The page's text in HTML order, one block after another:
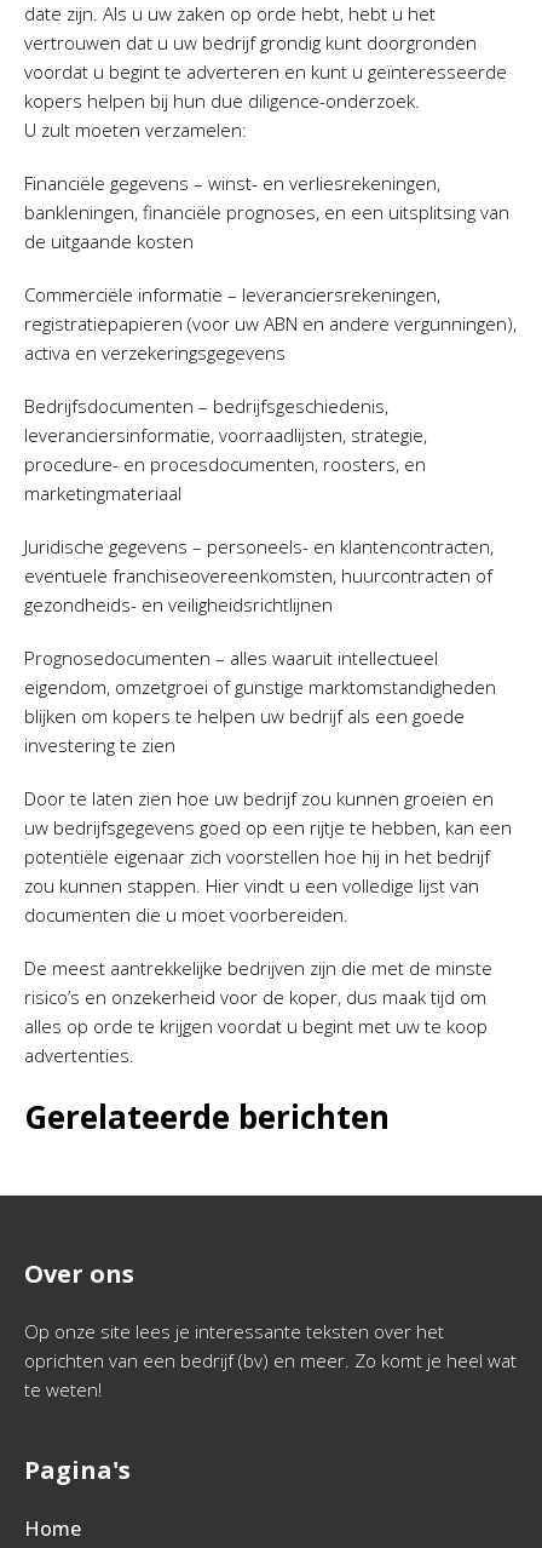
date zijn. Als u uw zaken op orde hebt, hebt u het
vertrouwen dat u uw bedrijf grondig kunt doorgronden
voordat u begint te adverteren en kunt u geïnteresseerde
kopers helpen bij hun due diligence-onderzoek.
U zult moeten verzamelen:
Financiële gegevens – winst- en verliesrekeningen,
bankleningen, financiële prognoses, en een uitsplitsing van
de uitgaande kosten
Commerciële informatie – leveranciersrekeningen,
registratiepapieren (voor uw ABN en andere vergunningen),
activa en verzekeringsgegevens
Bedrijfsdocumenten – bedrijfsgeschiedenis,
leveranciersinformatie, voorraadlijsten, strategie,
procedure- en procesdocumenten, roosters, en
marketingmateriaal
Juridische gegevens – personeels- en klantencontracten,
eventuele franchiseovereenkomsten, huurcontracten of
gezondheids- en veiligheidsrichtlijnen
Prognosedocumenten – alles waaruit intellectueel
eigendom, omzetgroei of gunstige marktomstandigheden
blijken om kopers te helpen uw bedrijf als een goede
investering te zien
Door te laten zien hoe uw bedrijf zou kunnen groeien en
uw bedrijfsgegevens goed op een rijtje te hebben, kan een
potentiële eigenaar zich voorstellen hoe hij in het bedrijf
zou kunnen stappen. Hier vindt u een volledige lijst van
documenten die u moet voorbereiden.
De meest aantrekkelijke bedrijven zijn die met de minste
risico’s en onzekerheid voor de koper, dus maak tijd om
alles op orde te krijgen voordat u begint met uw te koop
advertenties.
Gerelateerde berichten
Over ons
Op onze site lees je interessante teksten over het
oprichten van een bedrijf (bv) en meer. Zo komt je heel wat
te weten!
Pagina's
Home